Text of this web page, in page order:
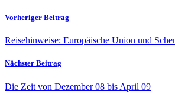
Vorheriger Beitrag
Reisehinweise: Europäische Union und
Nächster Beitrag
Die Zeit von Dezember 08 bis April 09